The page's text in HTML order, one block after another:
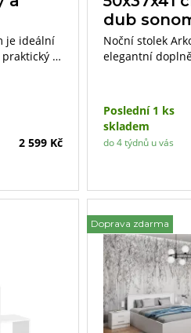
je ideální
a
2 599 Kč
dub
Noční stolek
elegantní
design
hodit k
z kolekce Arko.
Poslední 1 ks
skladem
do 4 týdnů u vás
Doprava zdarma